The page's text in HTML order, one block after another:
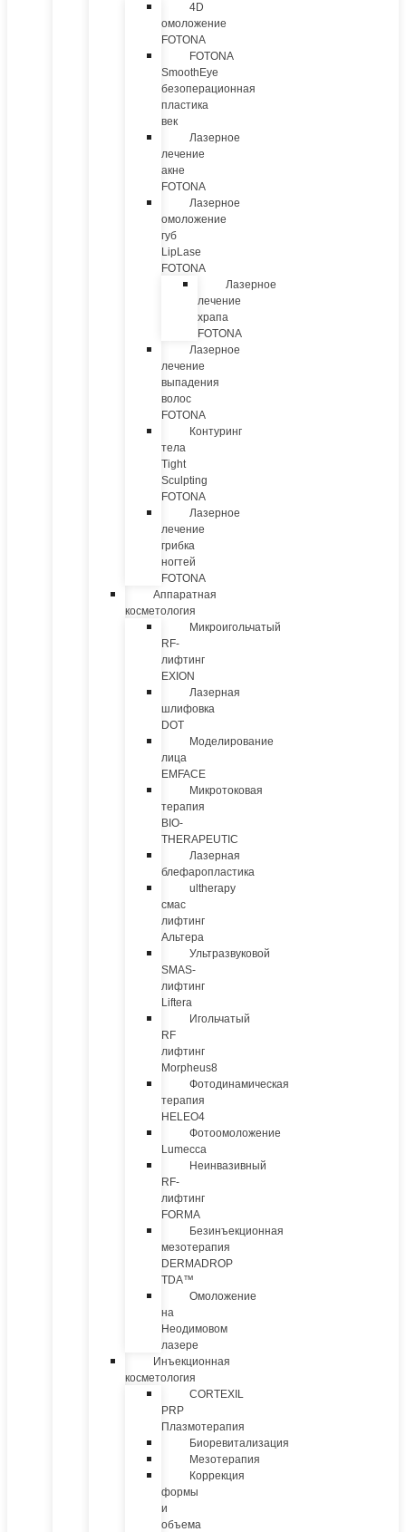
4D
омоложение
FOTONA
FOTONA
SmoothEye
безоперационная
пластика
век
Лазерное
лечение
акне
FOTONA
Лазерное
омоложение
губ
LipLase
FOTONA
Лазерное
лечение
храпа
FOTONA
Лазерное
лечение
выпадения
волос
FOTONA
Контуринг
тела
Tight
Sculpting
FOTONA
Лазерное
лечение
грибка
ногтей
FOTONA
Аппаратная
косметология
Микроигольчатый
RF-
лифтинг
EXION
Лазерная
шлифовка
DOT
Моделирование
лица
EMFACE
Микротоковая
терапия
BIO-
THERAPEUTIC
Лазерная
блефаропластика
ultherapy
смас
лифтинг
Альтера
Ультразвуковой
SMAS-
лифтинг
Liftera
Игольчатый
RF
лифтинг
Morpheus8
Фотодинамическая
терапия
HELEO4
Фотоомоложение
Lumecca
Неинвазивный
RF-
лифтинг
FORMA
Безинъекционная
мезотерапия
DERMADROP
TDA™
Омоложение
на
Неодимовом
лазере
Инъекционная
косметология
CORTEXIL
PRP
Плазмотерапия
Биоревитализация
Мезотерапия
Коррекция
формы
и
объема